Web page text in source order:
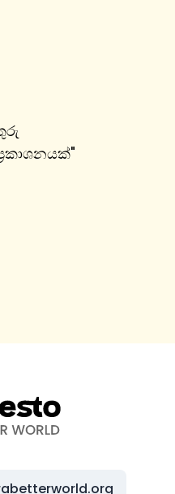
"